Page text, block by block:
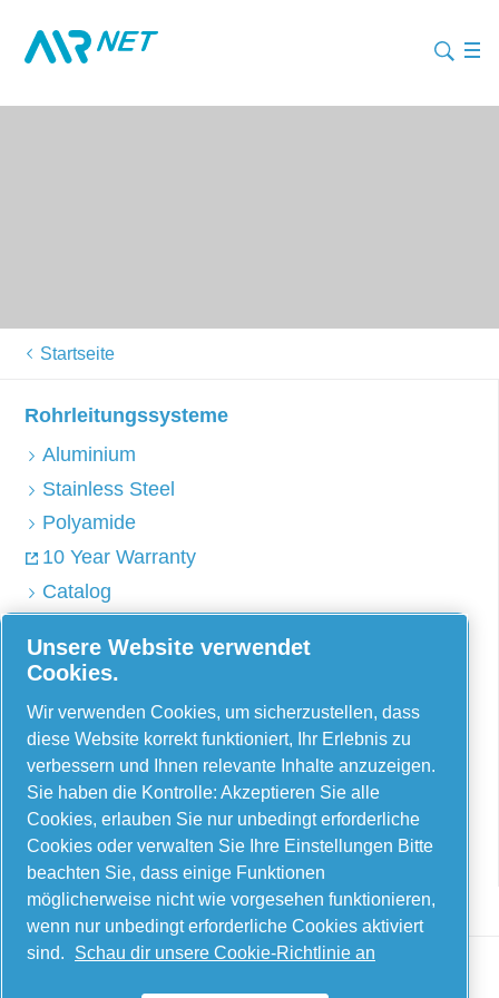
Startseite
Rohrleitungssysteme
Aluminium
Stainless Steel
Polyamide
10 Year Warranty
Catalog
Via Selva Maiolo, 5/7 – 36075, Montecchio
Maggiore, Vicenza, Italien
Contact us
Unsere Website verwendet
Cookies.
Wir verwenden Cookies, um sicherzustellen, dass
diese Website korrekt funktioniert, Ihr Erlebnis zu
verbessern und Ihnen relevante Inhalte anzuzeigen.
Sie haben die Kontrolle: Akzeptieren Sie alle
Cookies, erlauben Sie nur unbedingt erforderliche
Cookies oder verwalten Sie Ihre Einstellungen Bitte
beachten Sie, dass einige Funktionen
möglicherweise nicht wie vorgesehen funktionieren,
wenn nur unbedingt erforderliche Cookies aktiviert
sind.
Schau dir unsere Cookie-Richtlinie an